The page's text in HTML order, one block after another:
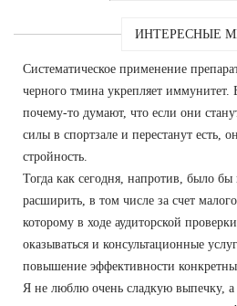
ИНТЕРЕСНЫЕ
Систематическое применение
черного тмина укрепляет иммунитет.
почему-то думают, что если они
силы в спортзале и перестанут есть,
стройность.
Тогда как сегодня, напротив, было бы
расширить, в том числе за счет
которому в ходе аудиторской
оказываться и консультационные
повышение эффективности
Я не люблю очень сладкую выпечку, а